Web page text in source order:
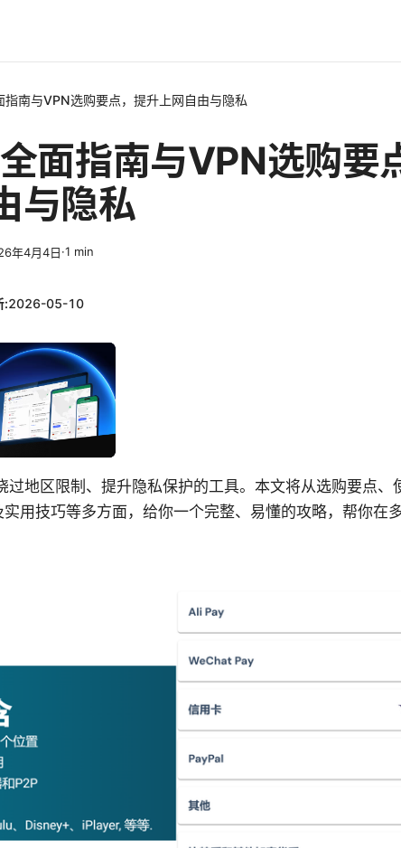
指南与VPN选购要点，提升上网自由与隐私
面指南与VPN选购要
与隐私
年4月4日·1 min
:2026-05-10
过地区限制、提升隐私保护的工具。本文将从选购要点、
用技巧等多方面，给你一个完整、易懂的攻略，帮你在